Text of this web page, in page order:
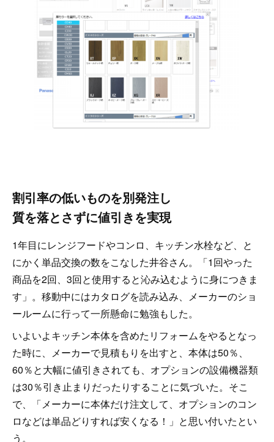
割引率の低いものを別発注し
質を落とさずに値引きを実現
1年目にレンジフードやコンロ、キッチン水栓など、と
にかく単品交換の数をこなした井谷さん。「1回やった
商品を2回、3回と使用すると沁み込むように身につきま
す」。移動中にはカタログを読み込み、メーカーのショ
ールームに行って一所懸命に勉強もした。
いよいよキッチン本体を含めたリフォームをやるとなっ
た時に、メーカーで見積もりを出すと、本体は50％、
60％と大幅に値引きされても、オプションの設備機器類
は30％引き止まりだったりすることに気づいた。そこ
で、「メーカーに本体だけ注文して、オプションのコン
ロなどは単品どりすれば安くなる！」と思い付いたとい
う。